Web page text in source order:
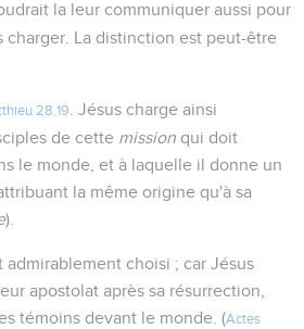
la leur communiquer aussi pour
charger. La distinction est peut-être
28.19
. Jésus charge ainsi
de cette mission qui doit
le monde, et à laquelle il donne un
la même origine qu'à sa
).
choisi ; car Jésus
apostolat après sa résurrection,
témoins devant le monde. (Actes